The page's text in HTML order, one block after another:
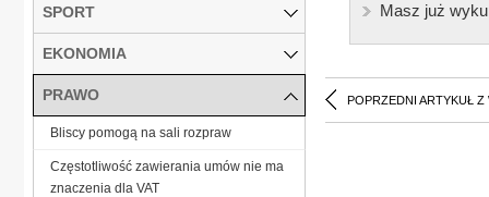
Masz już
POPRZEDNI ARTYKUŁ Z
SPORT
EKONOMIA
PRAWO
Bliscy pomogą na sali rozpraw
Częstotliwość zawierania umów nie ma
znaczenia dla VAT